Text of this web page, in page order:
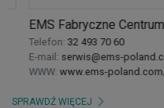
EMS Fabryczne Centrum
Telefon:32 493 70 60
E-mail:serwis@ems-poland.com
WWW:www.ems-poland.com/
SPRAWDŹ WIĘCEJ